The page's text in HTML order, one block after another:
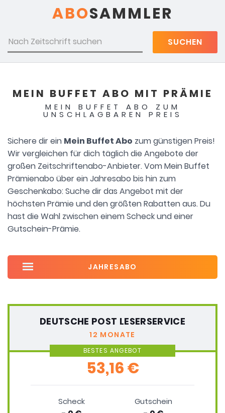
ABOSAMMLER
SUCHEN
MEIN BUFFET ABO MIT PRÄMIE
MEIN BUFFET ABO ZUM
UNSCHLAGBAREN PREIS
Sichere dir ein Mein Buffet Abo zum günstigen Preis!
Wir vergleichen für dich täglich die Angebote der
großen Zeitschriftenabo-Anbieter. Vom Mein Buffet
Prämienabo über ein Jahresabo bis hin zum
Geschenkabo: Suche dir das Angebot mit der
höchsten Prämie und den größten Rabatten aus. Du
hast die Wahl zwischen einem Scheck und einer
Gutschein-Prämie.
JAHRESABO
DEUTSCHE POST LESERSERVICE
12 MONATE
BESTES ANGEBOT
53,16 €
Scheck Gutschein